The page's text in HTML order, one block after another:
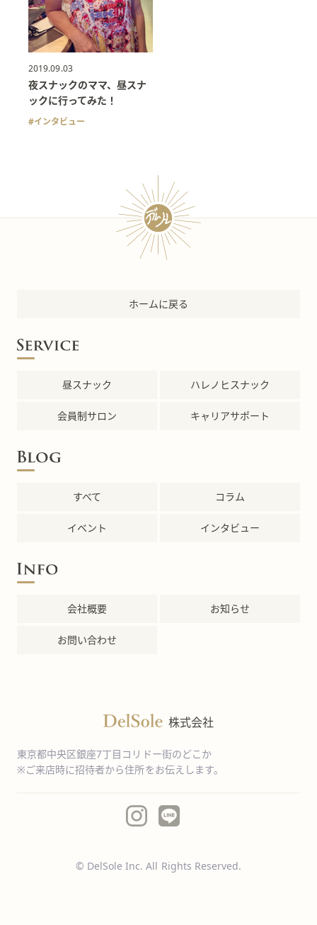
2019.09.03
夜スナックのママ、昼スナ
ックに行ってみた！
インタビュー
ホームに戻る
昼スナック ハレノヒスナック
会員制サロン キャリアサポート
すべて コラム
イベント インタビュー
会社概要 お知らせ
お問い合わせ
株式会社
東京都中央区銀座7丁目コリドー街のどこか
※ご来店時に招待者から住所をお伝えします。
© DelSole Inc. All Rights Reserved.